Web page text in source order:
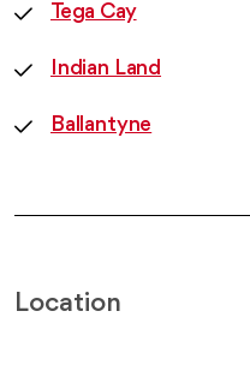
Tega Cay
Indian Land
Ballantyne
Location